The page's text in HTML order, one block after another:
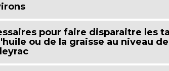
pour faire disparaitre les
ou de la graisse au niveau